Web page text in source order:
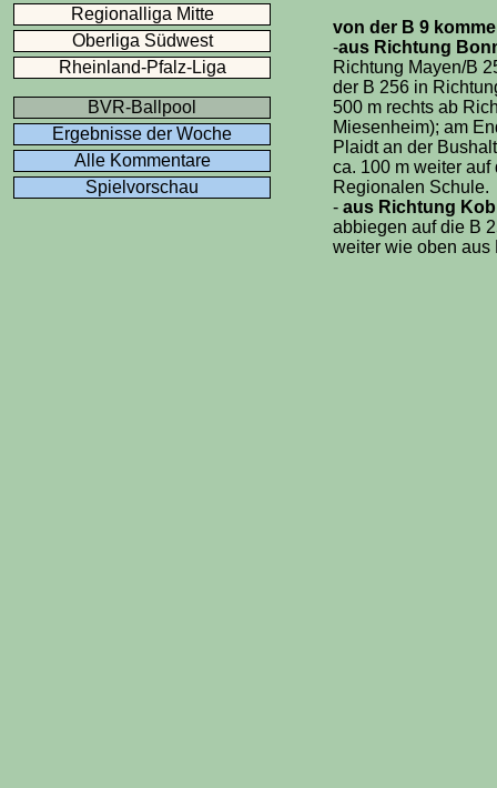
von der B 9
-aus Richtung
Richtung Mayen/B
der B 256 in
500 m rechts ab
Miesenheim); am
Plaidt an der
ca. 100 m weiter
Regionalen Schule.
- aus Richtung
abbiegen auf die B
weiter wie oben aus
Regionalliga Mitte
Oberliga Südwest
Rheinland-Pfalz-Liga
BVR-Ballpool
Ergebnisse der Woche
Alle Kommentare
Spielvorschau